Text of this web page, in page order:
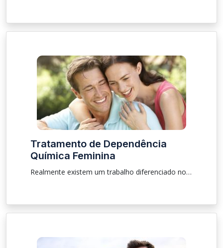
Tratamento de Dependência
Química Feminina
Realmente existem um trabalho diferenciado no tratamento de dependência química feminina, sendo que as clínicas devem então trabalhar com métodos específicos voltados para esse publico em questão.